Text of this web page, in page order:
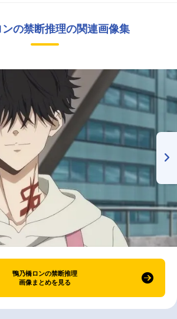
の禁断推理の関連画像集
鴨乃橋ロンの禁断推理
画像まとめを見る